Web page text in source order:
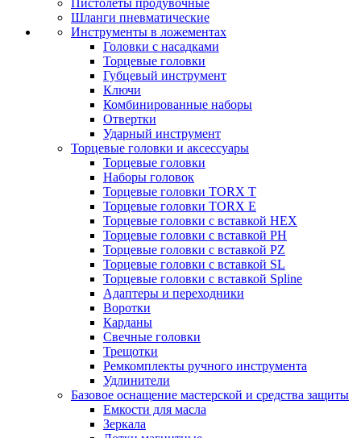
Пистолеты продувочные
Шланги пневматические
Инструменты в ложементах
Головки с насадками
Торцевые головки
Губцевый инструмент
Ключи
Комбинированные наборы
Отвертки
Ударный инструмент
Торцевые головки и аксессуары
Торцевые головки
Наборы головок
Торцевые головки TORX T
Торцевые головки TORX Е
Торцевые головки с вставкой HEX
Торцевые головки с вставкой PH
Торцевые головки с вставкой PZ
Торцевые головки с вставкой SL
Торцевые головки с вставкой Spline
Адаптеры и переходники
Воротки
Карданы
Свечные головки
Трещотки
Ремкомплекты ручного инструмента
Удлинители
Базовое оснащение мастерской и средства защиты
Емкости для масла
Зеркала